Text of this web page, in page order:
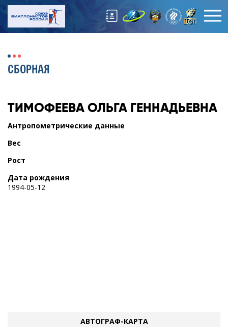
СБОРНАЯ
ТИМОФЕЕВА ОЛЬГА ГЕННАДЬЕВНА
Антропометрические данные
Вес
Рост
Дата рождения
1994-05-12
АВТОГРАФ-КАРТА